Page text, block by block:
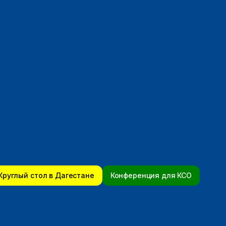
стол в Дагестане Конференция для КСО